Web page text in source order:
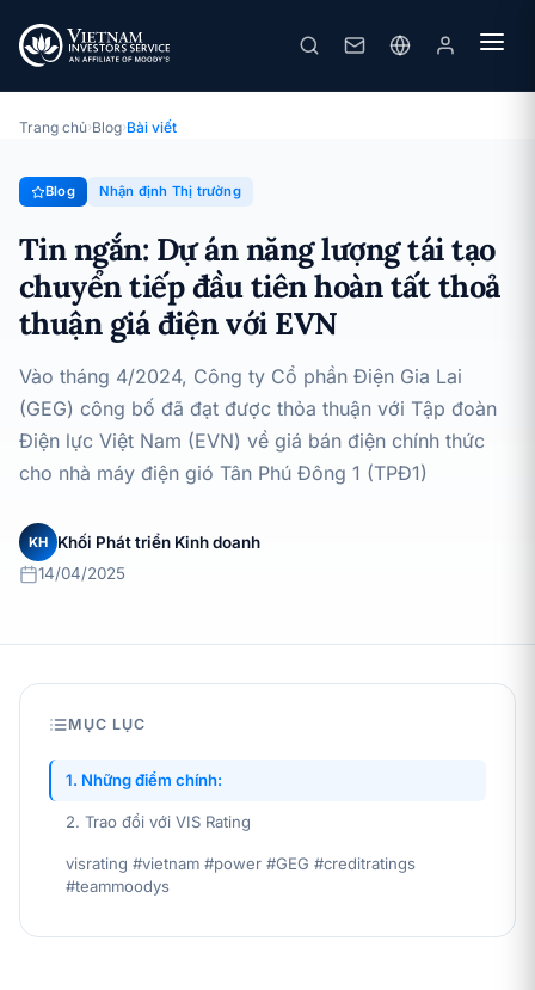
Nhận định Thị trường · 14/04/2025
Trang chủ›Blog›Bài viết
Blog Nhận định Thị trường
Tin ngắn: Dự án năng lượng tái tạo
chuyển tiếp đầu tiên hoàn tất thoả
thuận giá điện với EVN
Vào tháng 4/2024, Công ty Cổ phần Điện Gia Lai
(GEG) công bố đã đạt được thỏa thuận với Tập đoàn
Điện lực Việt Nam (EVN) về giá bán điện chính thức
cho nhà máy điện gió Tân Phú Đông 1 (TPĐ1)
KH
Khối Phát triển Kinh doanh
14/04/2025
MỤC LỤC
1. Những điểm chính:
2. Trao đổi với VIS Rating
visrating #vietnam #power #GEG #creditratings
#teammoodys